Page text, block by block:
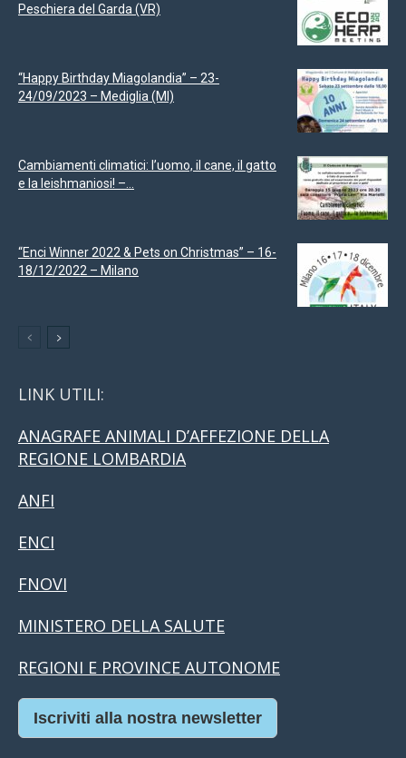
Peschiera del Garda (VR)
“Happy Birthday Miagolandia” – 23-
24/09/2023 – Mediglia (MI)
Cambiamenti climatici: l’uomo, il cane, il gatto
e la leishmaniosi! –...
“Enci Winner 2022 & Pets on Christmas” – 16-
18/12/2022 – Milano
LINK UTILI:
ANAGRAFE ANIMALI D’AFFEZIONE DELLA
REGIONE LOMBARDIA
ANFI
ENCI
FNOVI
MINISTERO DELLA SALUTE
REGIONI E PROVINCE AUTONOME
Iscriviti alla nostra newsletter